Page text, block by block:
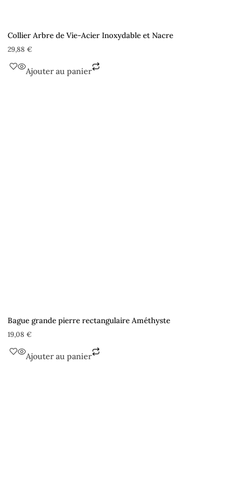
Collier Arbre de Vie-Acier Inoxydable et Nacre
29,88 €
Ajouter au panier
Bague grande pierre rectangulaire Améthyste
19,08 €
Ajouter au panier